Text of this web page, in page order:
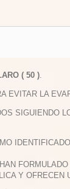
( 50 ).
EVITAR LA
SIGUIENDO
Y